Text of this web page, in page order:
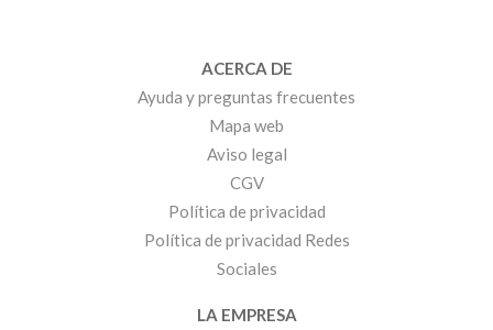
ACERCA DE
Ayuda y preguntas frecuentes
Mapa web
Aviso legal
CGV
Política de privacidad
Política de privacidad Redes
Sociales
LA EMPRESA